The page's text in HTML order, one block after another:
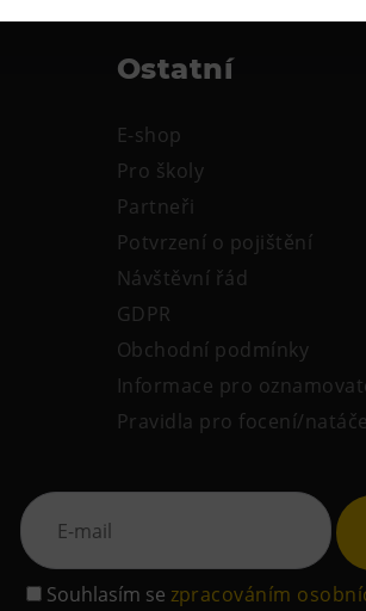
Ostatní
E-shop
Pro školy
Partneři
Potvrzení o pojištění
Návštěvní řád
GDPR
Obchodní podmínky
Informace pro
Pravidla pro focení/
Souhlasím se zpracováním